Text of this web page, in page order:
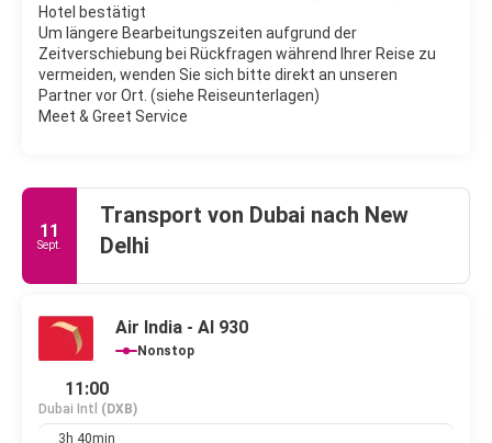
Inseln erstreckt. mit 1800 Villen und über hundert Town-
Houses. 20 Modelle stehen zur Auswahl, von der mexikanischen
Hazienda über chinesische Pavillons bis zum Südstaaten-
Anwesen. Wer hier in eine Immobilie investieren will, muss sich
Hotel bestätigt
Um längere Bearbeitungszeiten aufgrund der
Zeitverschiebung bei Rückfragen während Ihrer Reise zu
vermeiden, wenden Sie sich bitte direkt an unseren
Partner vor Ort. (siehe Reiseunterlagen)
Meet & Greet Service
11
Sept.
Transport von Dubai nach New
Delhi
Air India - AI 930
Nonstop
11:00
Dubai Intl (DXB)
3h 40min